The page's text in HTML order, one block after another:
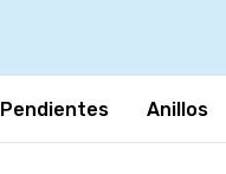
Pendientes Anillos